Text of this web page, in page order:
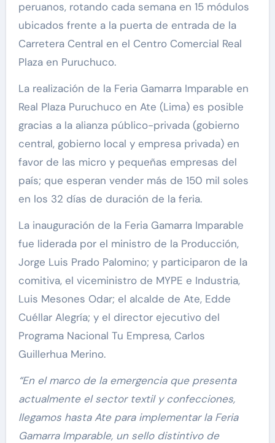
peruanos, rotando cada semana en 15 módulos
ubicados frente a la puerta de entrada de la
Carretera Central en el Centro Comercial Real
Plaza en Puruchuco.
La realización de la Feria Gamarra Imparable en
Real Plaza Puruchuco en Ate (Lima) es posible
gracias a la alianza público-privada (gobierno
central, gobierno local y empresa privada) en
favor de las micro y pequeñas empresas del
país; que esperan vender más de 150 mil soles
en los 32 días de duración de la feria.
La inauguración de la Feria Gamarra Imparable
fue liderada por el ministro de la Producción,
Jorge Luis Prado Palomino; y participaron de la
comitiva, el viceministro de MYPE e Industria,
Luis Mesones Odar; el alcalde de Ate, Edde
Cuéllar Alegría; y el director ejecutivo del
Programa Nacional Tu Empresa, Carlos
Guillerhua Merino.
“En el marco de la emergencia que presenta
actualmente el sector textil y confecciones,
llegamos hasta Ate para implementar la Feria
Gamarra Imparable, un sello distintivo de